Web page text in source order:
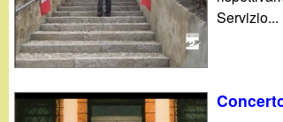
Servizio...